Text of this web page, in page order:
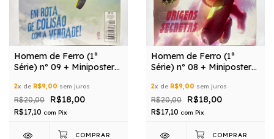
Homem de Ferro (1ª
Série) nº 09 + Miniposter
2x de R$9,00 sem juros
R$20,00 R$18,00
R$17,10 com Pix
Homem de Ferro (1ª
Série) nº 08 + Miniposter
2x de R$9,00 sem juros
R$20,00 R$18,00
R$17,10 com Pix